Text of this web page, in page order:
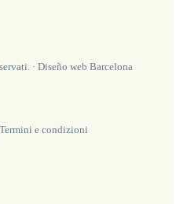
· Diseño web Barcelona
Termini e condizioni